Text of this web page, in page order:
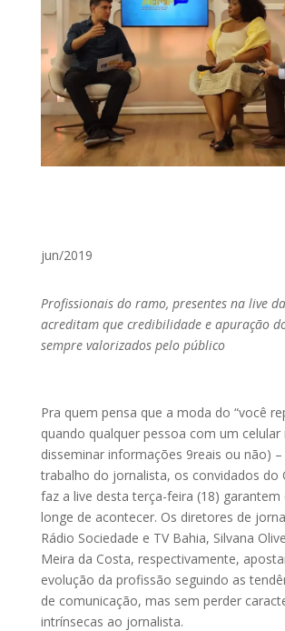
jun/2019
Profissionais do ramo, presentes na live da
acreditam que credibilidade e apuração
sempre valorizados pelo público
Pra quem pensa que a moda do “você
quando qualquer pessoa com um
disseminar informações 9reais ou não)
trabalho do jornalista, os convidados do
faz a live desta terça-feira (18) garantem
longe de acontecer. Os diretores de
Rádio Sociedade e TV Bahia, Silvana
Meira da Costa, respectivamente,
evolução da profissão seguindo as
de comunicação, mas sem perder
intrínsecas ao jornalista.